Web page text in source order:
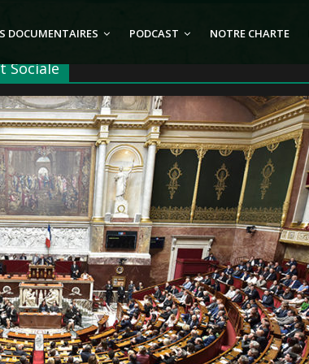
DOCUMENTAIRES PODCAST NOTRE CHARTE
Sociale